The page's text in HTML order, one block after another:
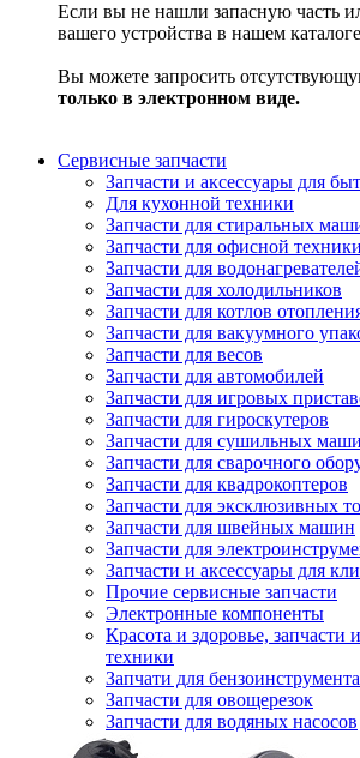
Если вы не нашли запасную часть
вашего устройства в нашем
Вы можете запросить
только в электронном виде.
Сервисные запчасти
Запчасти и аксессуары для
Для кухонной техники
Запчасти для стиральных
Запчасти для офисной техники
Запчасти для
Запчасти для холодильников
Запчасти для котлов
Запчасти для вакуумного
Запчасти для весов
Запчасти для автомобилей
Запчасти для игровых
Запчасти для гироскутеров
Запчасти для сушильных
Запчасти для сварочного
Запчасти для квадрокоптеров
Запчасти для эксклюзивных
Запчасти для швейных машин
Запчасти для
Запчасти и аксессуары для
Прочие сервисные запчасти
Электронные компоненты
Красота и здоровье, запчасти
техники
Запчати для бензоинструмента
Запчасти для овощерезок
Запчасти для водяных насосов